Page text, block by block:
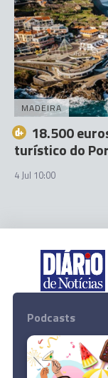
MADEIRA
18.500
turístico do
4 Jul 10:00
Podcasts